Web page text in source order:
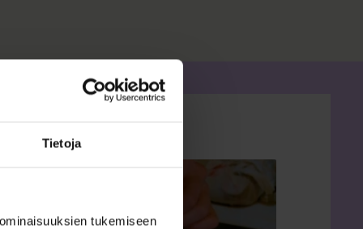
Tietoja
tukemiseen